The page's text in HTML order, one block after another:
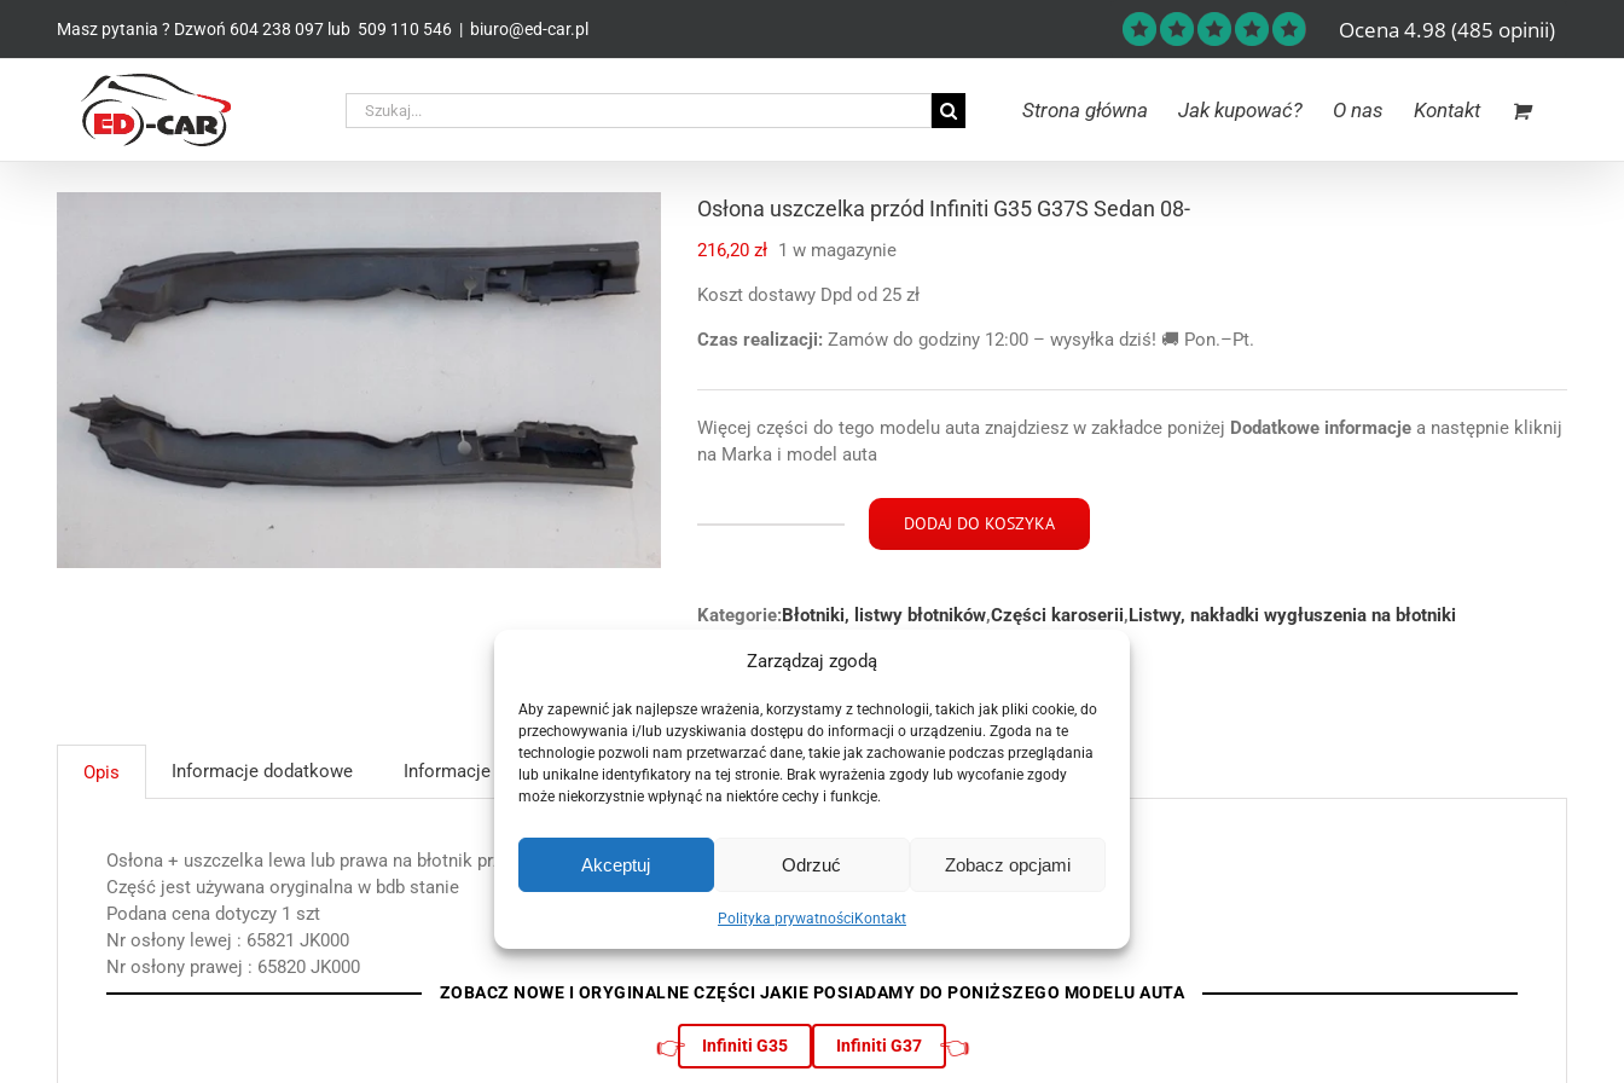
Zarządzaj zgodą
Aby zapewnić jak najlepsze wrażenia, korzystamy z technologii, takich jak pliki cookie, do
przechowywania i/lub uzyskiwania dostępu do informacji o urządzeniu. Zgoda na te
technologie pozwoli nam przetwarzać dane, takie jak zachowanie podczas przeglądania
lub unikalne identyfikatory na tej stronie. Brak wyrażenia zgody lub wycofanie zgody
może niekorzystnie wpłynąć na niektóre cechy i funkcje.
Akceptuj Odrzuć Zobacz opcjami
Polityka prywatności Kontakt
zawartości
Masz pytania ? Dzwoń 604 238 097 lub 509 110 546 | biuro@ed-car.pl Ocena 4.98 (485 opinii)
Strona główna Jak kupować? O nas Kontakt
Osłona uszczelka przód Infiniti G35 G37S Sedan 08-
216,20 zł 1 w magazynie
Koszt dostawy Dpd od 25 zł
Czas realizacji: Zamów do godziny 12:00 – wysyłka dziś! 🚚 Pon.–Pt.
Więcej części do tego modelu auta znajdziesz w zakładce poniżej Dodatkowe informacje a następnie kliknij
na Marka i model auta
przód
G35
Sedan
08-
DODAJ DO KOSZYKA
Kategorie:Błotniki, listwy błotników,Części karoserii,Listwy, nakładki wygłuszenia na błotniki
Nr części:65820 JK000, 65821 JK000
Opis Informacje dodatkowe Informacje GPSR
Osłona + uszczelka lewa lub prawa na błotnik przedni Infiniti G35 G37S Q40 Sedan model po 2008 roku z widocznych na zdjęciu
Część jest używana oryginalna w bdb stanie
Podana cena dotyczy 1 szt
Nr osłony lewej : 65821 JK000
Nr osłony prawej : 65820 JK000
ZOBACZ NOWE I ORYGINALNE CZĘŚCI JAKIE POSIADAMY DO PONIŻSZEGO MODELU AUTA
👉 Infiniti G35 Infiniti G37 👈